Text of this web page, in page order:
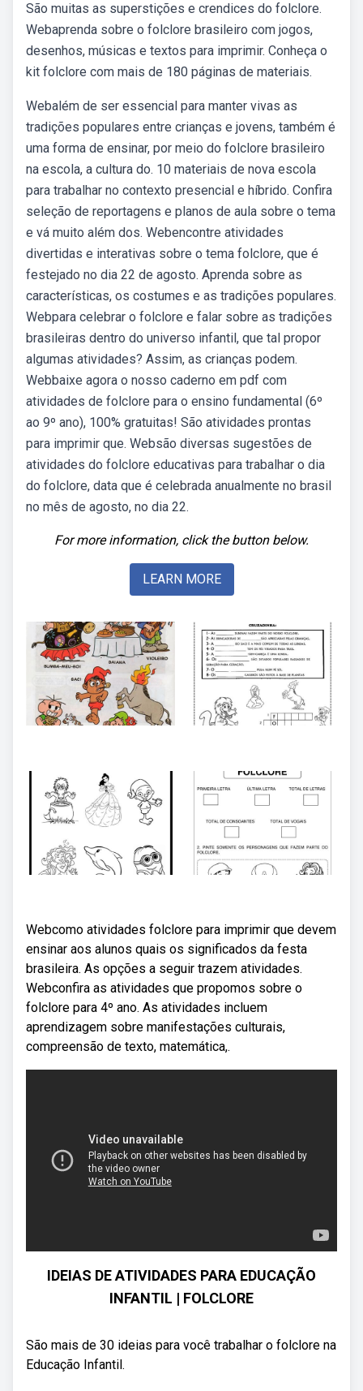
São muitas as superstições e crendices do folclore.
Webaprenda sobre o folclore brasileiro com jogos,
desenhos, músicas e textos para imprimir. Conheça o
kit folclore com mais de 180 páginas de materiais.
Webalém de ser essencial para manter vivas as
tradições populares entre crianças e jovens, também é
uma forma de ensinar, por meio do folclore brasileiro
na escola, a cultura do. 10 materiais de nova escola
para trabalhar no contexto presencial e híbrido. Confira
seleção de reportagens e planos de aula sobre o tema
e vá muito além dos. Webencontre atividades
divertidas e interativas sobre o tema folclore, que é
festejado no dia 22 de agosto. Aprenda sobre as
características, os costumes e as tradições populares.
Webpara celebrar o folclore e falar sobre as tradições
brasileiras dentro do universo infantil, que tal propor
algumas atividades? Assim, as crianças podem.
Webbaixe agora o nosso caderno em pdf com
atividades de folclore para o ensino fundamental (6º
ao 9º ano), 100% gratuitas! São atividades prontas
para imprimir que. Websão diversas sugestões de
atividades do folclore educativas para trabalhar o dia
do folclore, data que é celebrada anualmente no brasil
no mês de agosto, no dia 22.
For more information, click the button below.
LEARN MORE
Webcomo atividades folclore para imprimir que devem
ensinar aos alunos quais os significados da festa
brasileira. As opções a seguir trazem atividades.
Webconfira as atividades que propomos sobre o
folclore para 4º ano. As atividades incluem
aprendizagem sobre manifestações culturais,
compreensão de texto, matemática,.
IDEIAS DE ATIVIDADES PARA EDUCAÇÃO
INFANTIL | FOLCLORE
São mais de 30 ideias para você trabalhar o folclore na
Educação Infantil.